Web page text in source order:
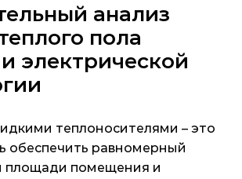
анализ
пола
электрической
теплоносителями – это
обеспечить равномерный
площади помещения и